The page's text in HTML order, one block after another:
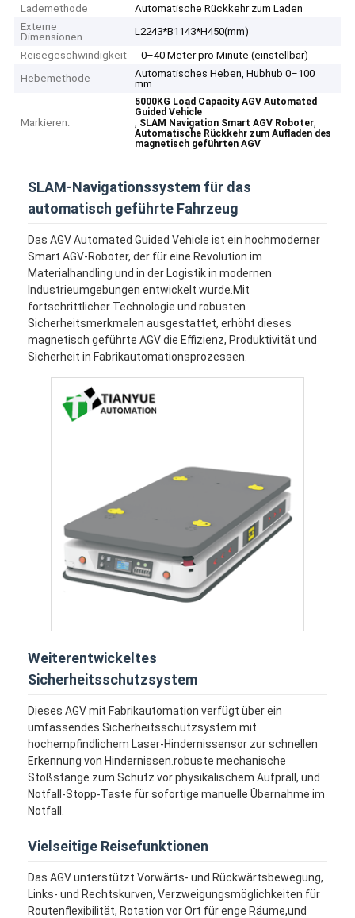
Startseite
Lademethode
Automatische Rückkehr zum Laden
Externe
Dimensionen
L2243*B1143*H450(mm)
Reisegeschwindigkeit
0–40 Meter pro Minute (einstellbar)
Hebemethode
Automatisches Heben, Hubhub 0–100
mm
Markieren:
5000KG Load Capacity AGV Automated
Guided Vehicle
, SLAM Navigation Smart AGV Roboter,
Automatische Rückkehr zum Aufladen des
magnetisch geführten AGV
SLAM-Navigationssystem für das
automatisch geführte Fahrzeug
Das AGV Automated Guided Vehicle ist ein hochmoderner
Smart AGV-Roboter, der für eine Revolution im
Materialhandling und in der Logistik in modernen
Industrieumgebungen entwickelt wurde.Mit
fortschrittlicher Technologie und robusten
Sicherheitsmerkmalen ausgestattet, erhöht dieses
magnetisch geführte AGV die Effizienz, Produktivität und
Sicherheit in Fabrikautomationsprozessen.
Weiterentwickeltes
Sicherheitsschutzsystem
Dieses AGV mit Fabrikautomation verfügt über ein
umfassendes Sicherheitsschutzsystem mit
hochempfindlichem Laser-Hindernissensor zur schnellen
Erkennung von Hindernissen.robuste mechanische
Stoßstange zum Schutz vor physikalischem Aufprall, und
Notfall-Stopp-Taste für sofortige manuelle Übernahme im
Notfall.
Vielseitige Reisefunktionen
Das AGV unterstützt Vorwärts- und Rückwärtsbewegung,
Links- und Rechtskurven, Verzweigungsmöglichkeiten für
Routenflexibilität, Rotation vor Ort für enge Räume,und